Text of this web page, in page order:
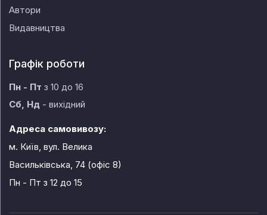
Автори
Видавництва
Графік роботи
Пн - Пт з 10 до 16
Сб, Нд - вихідний
Адреса самовивозу:
м. Київ, вул. Велика
Васильківська, 74 (офіс 8)
Пн - Пт з 12 до 15